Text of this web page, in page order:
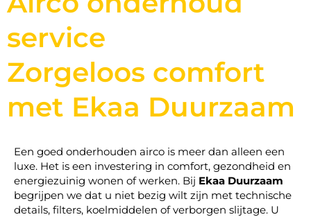
service
Zorgeloos comfort
met Ekaa Duurzaam
Een goed onderhouden airco is meer dan alleen een
luxe. Het is een investering in comfort, gezondheid en
energiezuinig wonen of werken. Bij Ekaa Duurzaam
begrijpen we dat u niet bezig wilt zijn met technische
details, filters, koelmiddelen of verborgen slijtage. U